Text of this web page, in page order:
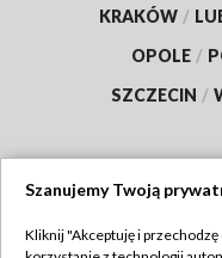
KRAKÓW /
OPOLE /
SZCZECIN /
Szanujemy Twoją
Kliknij "Akceptuję i